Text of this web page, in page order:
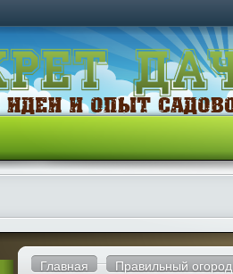
Главная Правильный огород